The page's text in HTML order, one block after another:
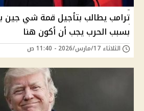
ترامب يطالب بتأجيل قمة شي جين
بسبب الحرب يجب أن أكون هنا
الثلاثاء 17/مارس/2026 - 11:40 ص